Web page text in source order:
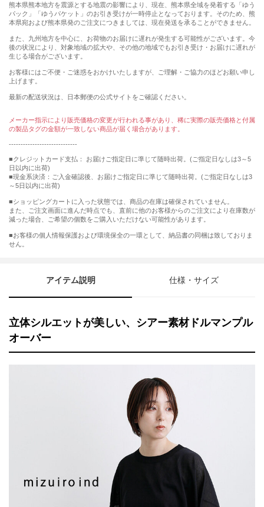
熊本県熊本地方を震源とする地震の影響により、現在、熊本県全域を発着する「ゆう
パック」「ゆうパケット」のお引き受けが一時停止となっております。そのため、熊
本県宛および熊本県発のご注文につきましては、現在発送を承ることができません。
また、九州地方を中心に、お荷物のお届けに遅れが発生する可能性がございます。今
後の状況により、対象地域の拡大や、その他の地域でもお引き受け・お届けに遅れが
生じる場合がございます。
お客様にはご不便・ご迷惑をおかけいたしますが、ご理解・ご協力のほどお願い申し
上げます。
最新の配送状況は、日本郵便の公式サイトをご確認ください。
メーカー指示により販売価格の変更が行われる事があり、稀に実際の販売価格と付属
の製品タグの金額が一致しない商品が届く場合があります。
-----------------------------
■クレジットカード支払： お届けご指定日に準じて随時出荷。(ご指定日なしは3～5
日以内に出荷)
■現金系決済：ご入金確認後、お届けご指定日に準じて随時出荷。(ご指定日なしは3
～5日以内に出荷)
■ショッピングカートに入った状態では、商品の在庫は確保されていません。
また、ご注文画面に進んだ時点でも、直前に他のお客様からのご注文により在庫数が
減った場合、ご希望の個数をご購入いただけない可能性があります。
■お客様の個人情報保護および環境保全の一環として、納品書の同梱は致しておりま
せん。
アイテム説明 仕様・サイズ
立体シルエットが美しい、シアー素材ドルマンプル
オーバー